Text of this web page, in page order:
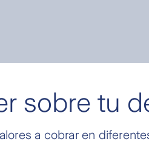
sobre tu
a cobrar en